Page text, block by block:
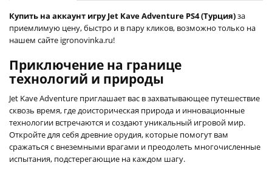
Купить на аккаунт игру Jet Kave Adventure PS4 (Турция)за
приемлимую цену, быстро и в пару кликов, возможно только на
нашем сайте igronovinka.ru!
Приключение на границе
технологий и природы
Jet Kave Adventure приглашает вас в захватывающее путешествие
сквозь время, где доисторическая природа и инновационные
технологии встречаются и создают уникальный игровой мир.
Откройте для себя древние орудия, которые помогут вам
сражаться с внеземными врагами и преодолеть многочисленные
испытания, подстерегающие на каждом шагу.